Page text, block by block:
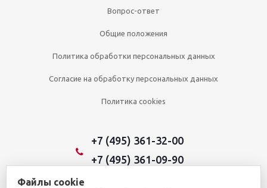
Вопрос-ответ
Общие положения
Политика обработки персональных данных
Согласие на обработку персональных данных
Политика cookies
+7 (495) 361-32-00
+7 (495) 361-09-90
Файлы cookie